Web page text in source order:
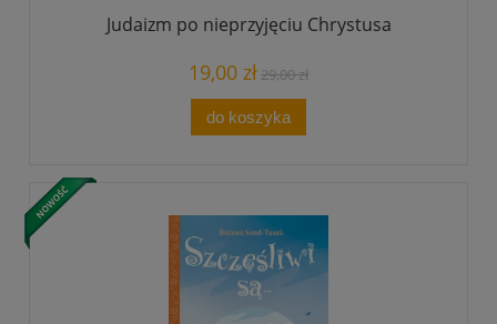
Judaizm po nieprzyjęciu Chrystusa
19,00 zł29,00 zł
do koszyka